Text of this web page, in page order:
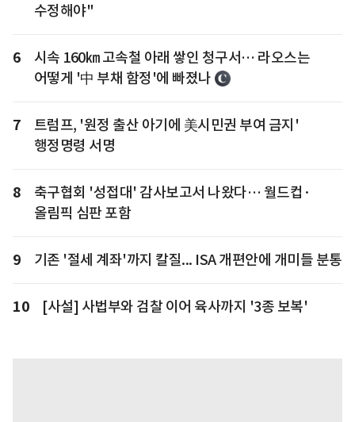
수정해야"
6
시속 160㎞ 고속철 아래 쌓인 청구서… 라오스는
어떻게 '中 부채 함정'에 빠졌나
7
트럼프, '원정 출산 아기에 美시민권 부여 금지'
행정명령 서명
8
축구협회 '성접대' 감사보고서 나왔다… 월드컵·
올림픽 심판 포함
9 기존 '절세 계좌'까지 칼질... ISA 개편안에 개미들 분통
10 [사설] 사법부와 검찰 이어 육사까지 '3종 보복'